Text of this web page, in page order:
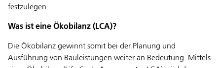
festzulegen.
Was ist eine Ökobilanz (LCA)?
Die Ökobilanz gewinnt somit bei der Planung und
Ausführung von Bauleistungen weiter an Bedeutung. Mittels